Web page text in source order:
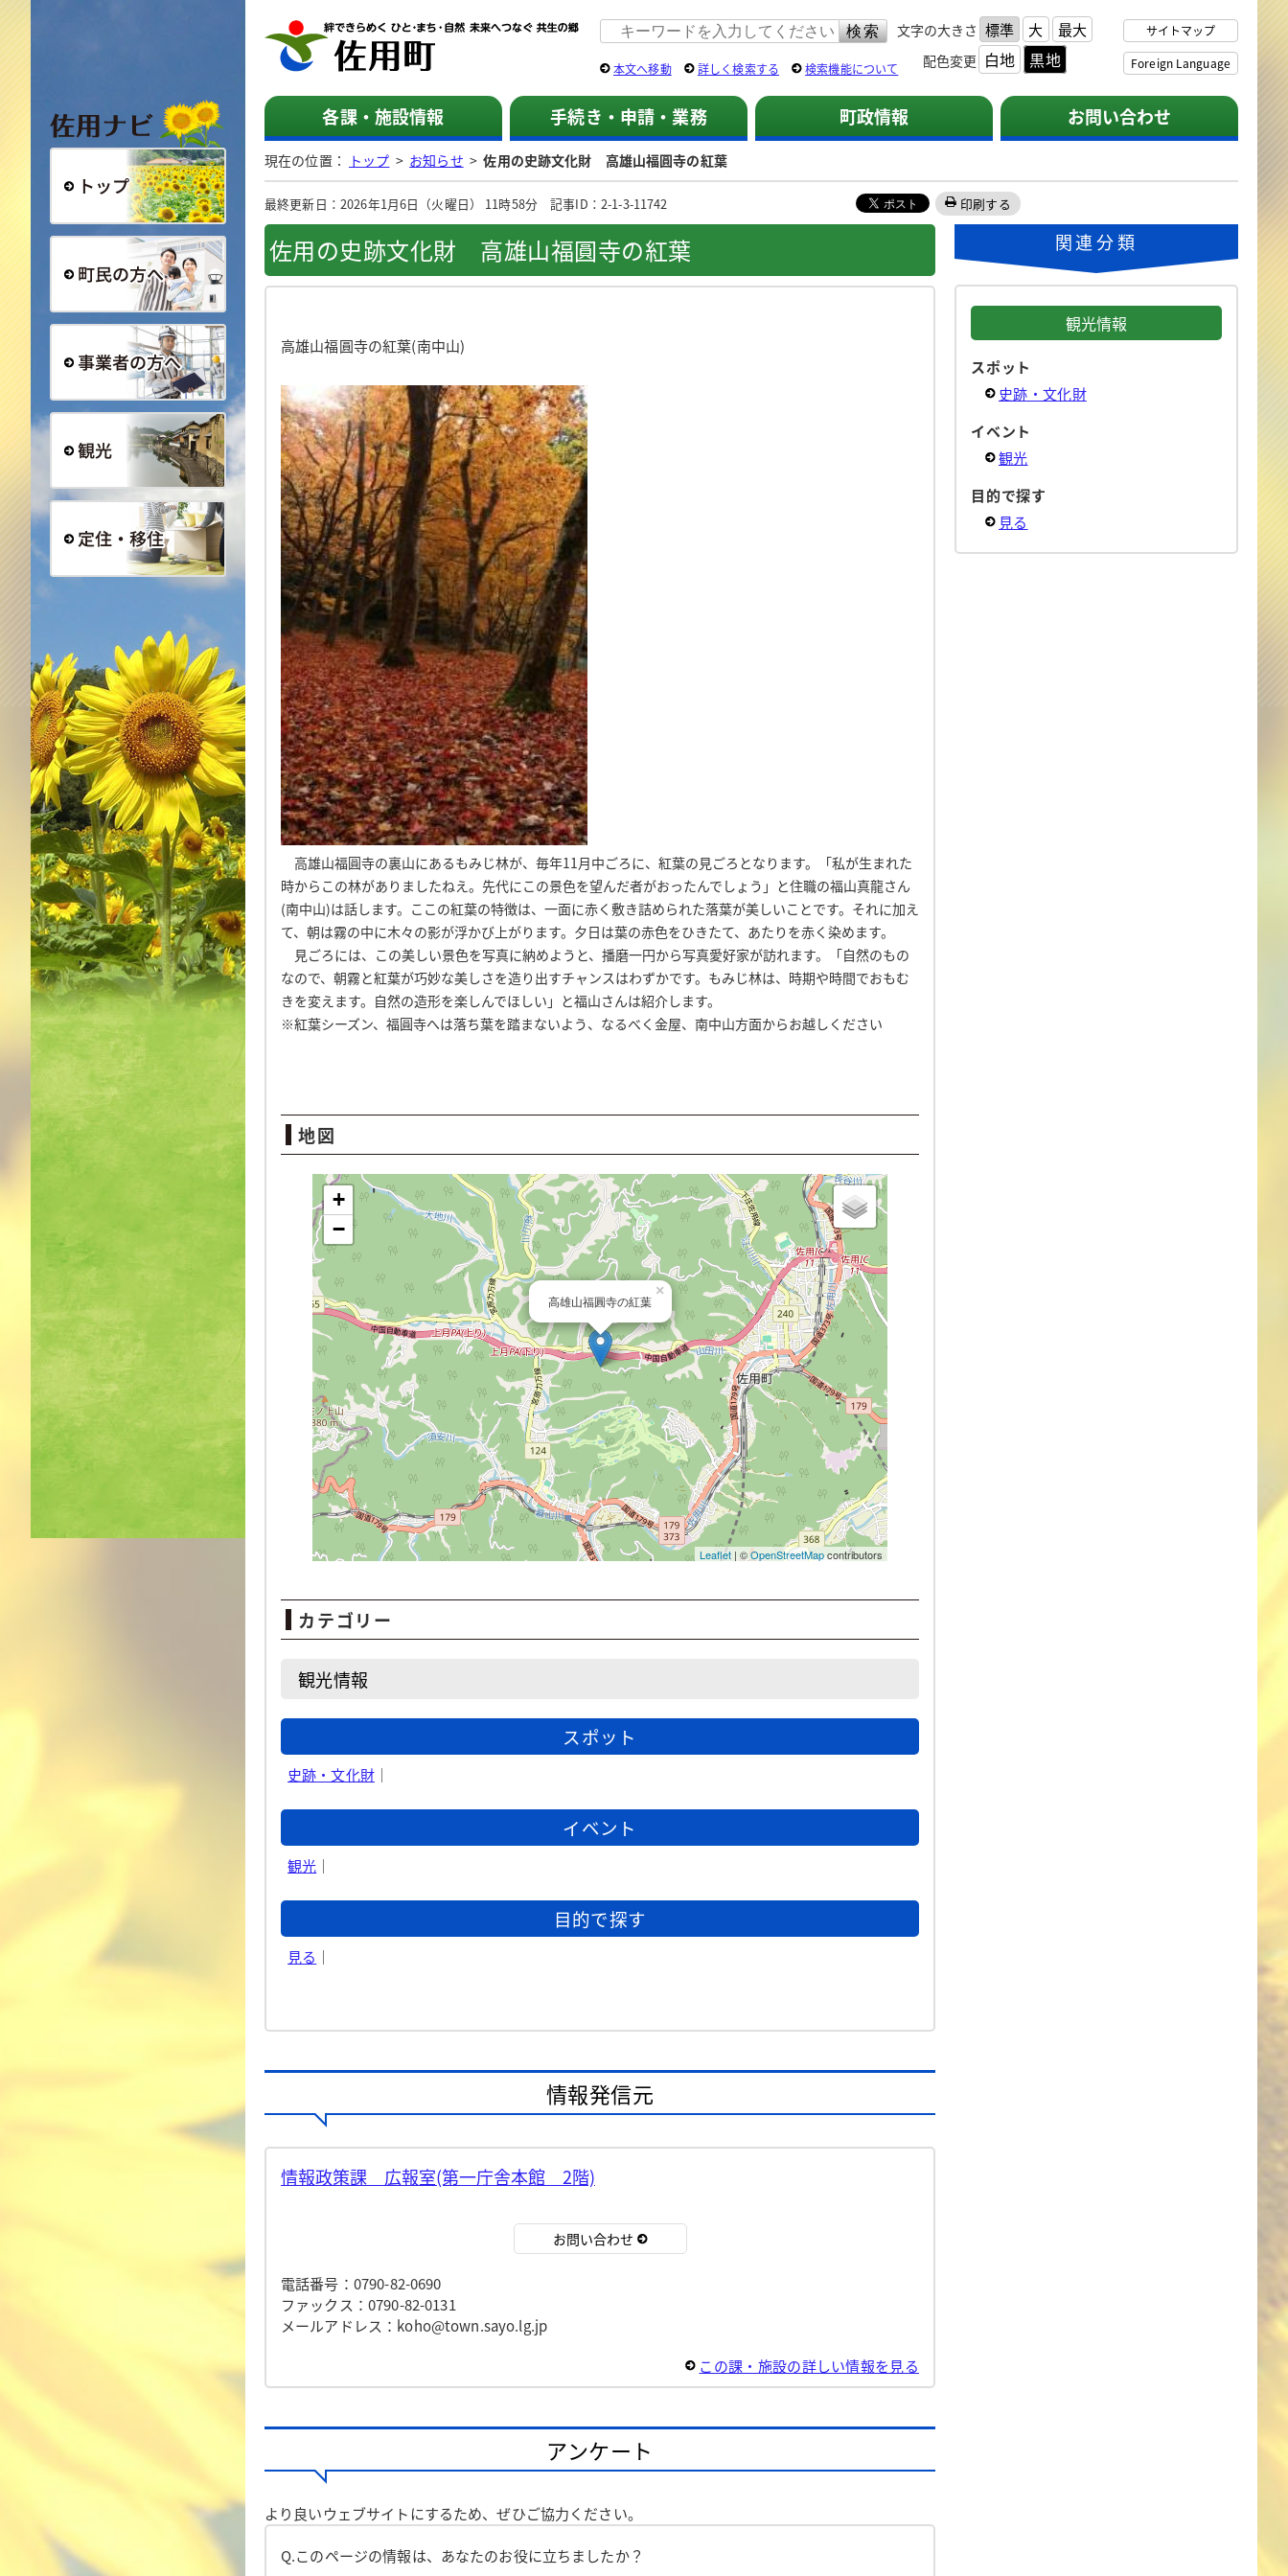
総合トップ
事業者の方へ
定住・移住
佐用町 公式ホームページ 文字の大きさ 標準 大 最大
配色変更 白地 黒地
サイトマップ
Foreign Language
本文へ移動 詳しく検索する 検索機能について
各課・施設情報 手続き・申請・業務 町政情報 お問い合わせ
現在の位置： トップ > お知らせ >佐用の史跡文化財 高雄山福圓寺の紅葉
最終更新日：2026年1月6日（火曜日） 11時58分 記事ID：2-1-3-11742 印刷する
佐用の史跡文化財 高雄山福圓寺の紅葉
高雄山福圓寺の紅葉(南中山)
高雄山福圓寺の裏山にあるもみじ林が、毎年11月中ごろに、紅葉の見ごろとなります。「私が生まれた
時からこの林がありましたねえ。先代にこの景色を望んだ者がおったんでしょう」と住職の福山真龍さん
(南中山)は話します。ここの紅葉の特徴は、一面に赤く敷き詰められた落葉が美しいことです。それに加え
て、朝は霧の中に木々の影が浮かび上がります。夕日は葉の赤色をひきたて、あたりを赤く染めます。
見ごろには、この美しい景色を写真に納めようと、播磨一円から写真愛好家が訪れます。「自然のもの
なので、朝霧と紅葉が巧妙な美しさを造り出すチャンスはわずかです。もみじ林は、時期や時間でおもむ
きを変えます。自然の造形を楽しんでほしい」と福山さんは紹介します。
※紅葉シーズン、福圓寺へは落ち葉を踏まないよう、なるべく金屋、南中山方面からお越しください
地図
高雄山福圓寺の紅葉
カテゴリー
観光情報
スポット
史跡・文化財｜
イベント
観光 ｜
目的で探す
見る ｜
情報発信元
情報政策課 広報室(第一庁舎本館 2階)
お問い合わせ
電話番号：0790-82-0690
ファックス：0790-82-0131
メールアドレス：koho@town.sayo.lg.jp
この課・施設の詳しい情報を見る
アンケート
より良いウェブサイトにするため、ぜひご協力ください。
Q.このページの情報は、あなたのお役に立ちましたか？
関連分類
観光情報
スポット
史跡・文化財
イベント
観光
目的で探す
見る